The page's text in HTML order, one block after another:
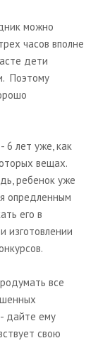
можно
часов вполне
дети
Поэтому
6 лет уже, как
вещах.
ребенок уже
опредленным
его в
изготовлении
все
дайте ему
свою